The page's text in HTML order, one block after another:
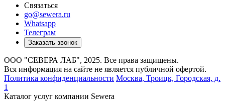
Связаться
go@sewera.ru
Whatsapp
Телеграм
Заказать звонок
ООО "СЕВЕРА ЛАБ", 2025. Все права защищены.
Вся информация на сайте не является публичной офертой.
Политика конфиденциальности Москва, Троицк, Городская, д.
1
Каталог услуг компании Sewera